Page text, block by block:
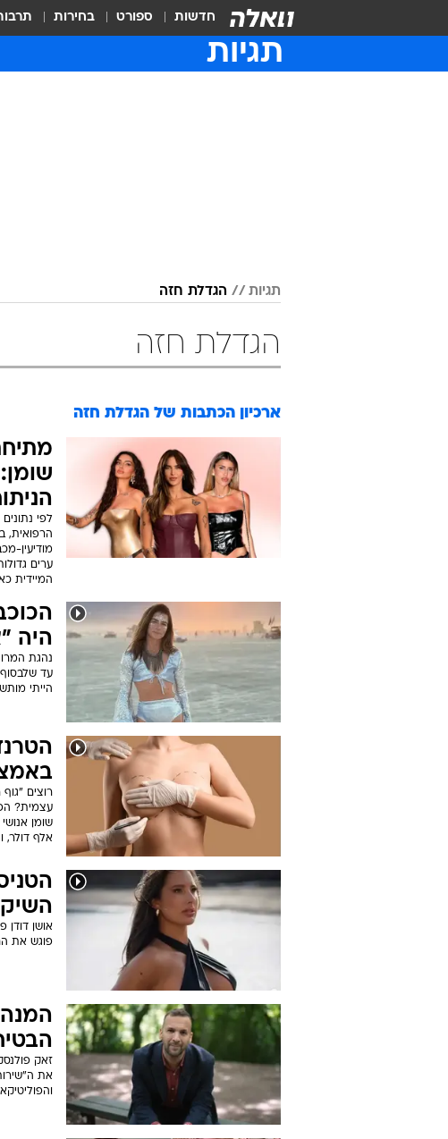
חדשות ספורט בחירות
תגיות
תגיות הגדלת חזה
הגדלת חזה
ארכיון הכתבות של הגדלת חזה
לפי
הרפואית,
מודיעין-
ערים
המיידית
היה
נהגת
הייתי
רוצים
עצמית?
אלף דולר,
אושן דודן
פוגש את
זאק
את